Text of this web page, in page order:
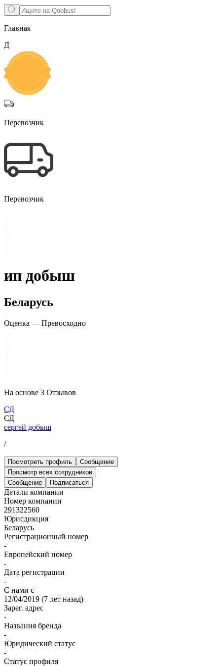
Главная
Д
Перевозчик
Перевозчик
ип добыш
Беларусь
Оценка — Превосходно
На основе 3 Отзывов
СД
СД
сергей добыш
/
Посмотреть профиль
Сообщение
Просмотр всех сотрудников
Сообщение
Подписаться
Детали компании
Номер компании
291322560
Юрисдикция
Беларусь
Регистрационный номер
-
Европейский номер
-
Дата регистрации
-
С нами с
12/04/2019 (7 лет назад)
Зарег. адрес
-
Названия бренда
-
Юридический статус
-
Статус профиля